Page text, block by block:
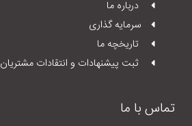
درباره ما
سرمایه گذاری
تاریخچه ما
ثبت پیشنهادات و انتقادات مشتریان
تماس با ما